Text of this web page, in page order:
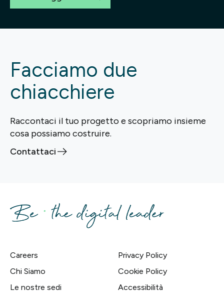
Facciamo due
chiacchiere
Raccontaci il tuo progetto e scopriamo insieme
cosa possiamo costruire.
Contattaci
Careers
Chi Siamo
Le nostre sedi
Privacy Policy
Cookie Policy
Accessibilità